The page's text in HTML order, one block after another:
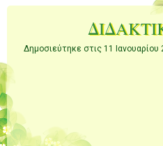
Δημοσιεύτηκε στις 11 Ιανουαρίου